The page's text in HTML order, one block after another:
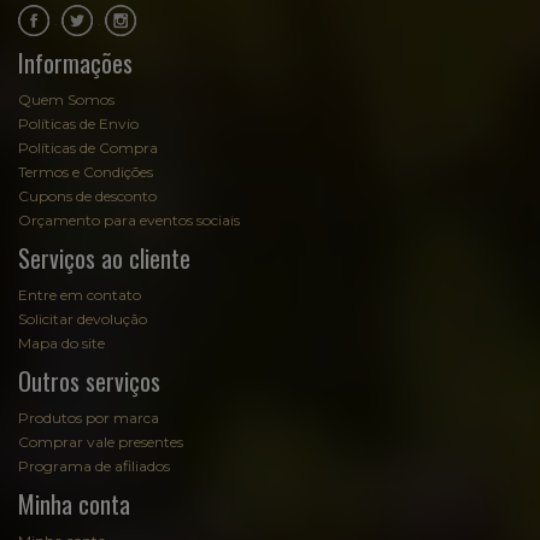
Informações
Quem Somos
Políticas de Envio
Políticas de Compra
Termos e Condições
Cupons de desconto
Orçamento para eventos sociais
Serviços ao cliente
Entre em contato
Solicitar devolução
Mapa do site
Outros serviços
Produtos por marca
Comprar vale presentes
Programa de afiliados
Minha conta